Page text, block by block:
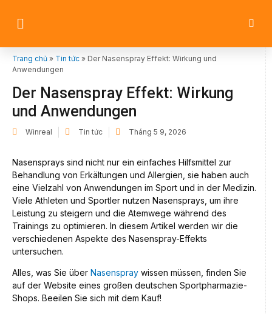
Trang chủ » Tin tức » Der Nasenspray Effekt: Wirkung und
Anwendungen
Der Nasenspray Effekt: Wirkung
und Anwendungen
Winreal Tin tức Tháng 5 9, 2026
Nasensprays sind nicht nur ein einfaches Hilfsmittel zur
Behandlung von Erkältungen und Allergien, sie haben auch
eine Vielzahl von Anwendungen im Sport und in der Medizin.
Viele Athleten und Sportler nutzen Nasensprays, um ihre
Leistung zu steigern und die Atemwege während des
Trainings zu optimieren. In diesem Artikel werden wir die
verschiedenen Aspekte des Nasenspray-Effekts
untersuchen.
Alles, was Sie über Nasenspray wissen müssen, finden Sie
auf der Website eines großen deutschen Sportpharmazie-
Shops. Beeilen Sie sich mit dem Kauf!